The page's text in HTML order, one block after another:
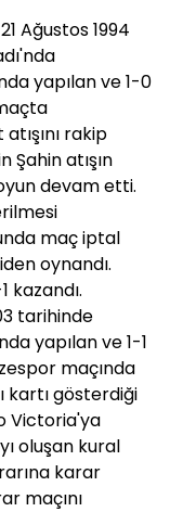
Ağustos 1994
yapılan ve 1-0
rakip
Şahin atışın
devam etti.
maç iptal
oynandı.
kazandı.
tarihinde
yapılan ve 1-1
maçında
kartı gösterdiği
Victoria'ya
oluşan kural
karar
maçını